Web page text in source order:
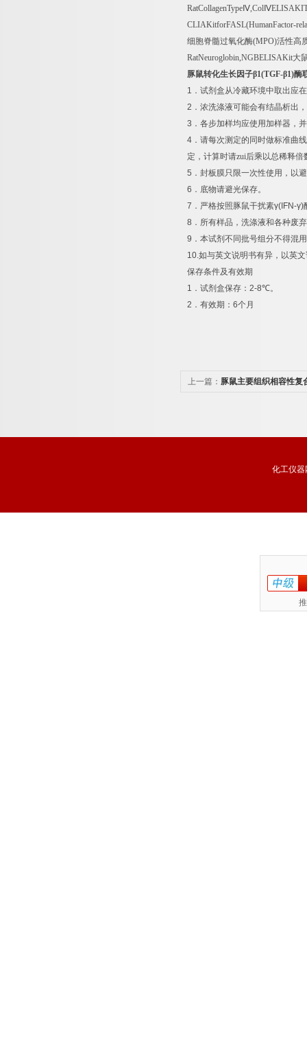
RatCollagenType Ⅳ,Col Ⅳ
CLIAKitforFASL(HumanFactor-
细胞脊髓过氧化酶(MPO)活性高
RatNeuroglobin,NGBELISAKit大
豚鼠转化生长因子β1(TGF-β1)酶
1 ．试剂盒从冷藏环境中取出应
2 ．浓洗涤液可能会有结晶析出
3 ．各步加样均应使用加样器，
4 ．请每次测定的同时做标准曲
定，计算时请zui后乘以总稀释倍
5 ．封板膜只限一次性使用，以
6 ．底物请避光保存。
7 ．严格按照豚鼠干扰素γ(IFN-γ)
8 ．所有样品，洗涤液和各种废
9 ．本试剂不同批号组分不得混
10.如与英文说明书有异，以英
保存条件及有效期
1 ．试剂盒保存： 2-8℃。
2 ．有效期： 6个月
上一篇： 豚鼠主要组织相容性复
化工仪器